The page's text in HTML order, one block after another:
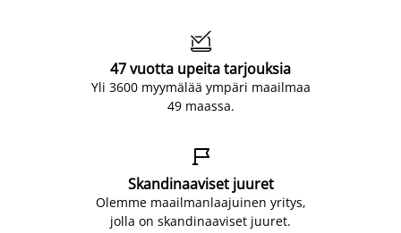

47 vuotta upeita tarjouksia
Yli 3600 myymälää ympäri maailmaa
49 maassa.

Skandinaaviset juuret
Olemme maailmanlaajuinen yritys,
jolla on skandinaaviset juuret.